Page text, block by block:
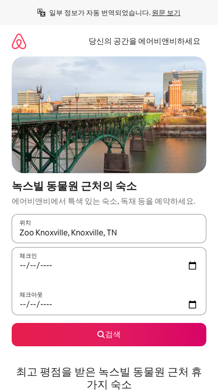
일부 정보가 자동 번역되었습니다. 원문 보기
당신의 공간을 에어비앤비하세요
녹스빌 동물원 근처의 숙소
에어비앤비에서 특색 있는 숙소, 독채 등을 예약하세요.
위치
결과가 나오면 위·아래 화살표 키를 사용하거나 터치 또는 스와이
체크인
체크아웃
검색
최고 평점을 받은 녹스빌 동물원 근처 휴
가지 숙소